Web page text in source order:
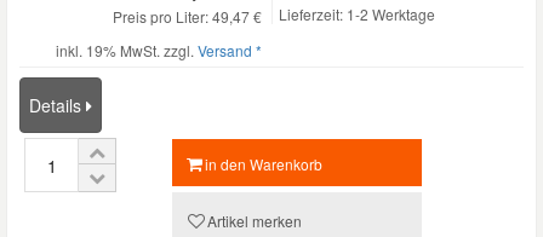
Preis pro Liter: 49,47 €
inkl. 19% MwSt. zzgl. Versand *
Lieferzeit: 1-2 Werktage
Details
in den Warenkorb
Artikel merken
Hyundai Ersatzteile
Jeep Ersatzteile
Kia Ersatzteile
Lancia Ersatzteile